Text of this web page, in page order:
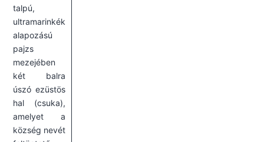
talpú,
ultramarinkék
alapozású
pajzs
mezejében
két balra
úszó ezüstös
hal (csuka),
amelyet a
község nevét